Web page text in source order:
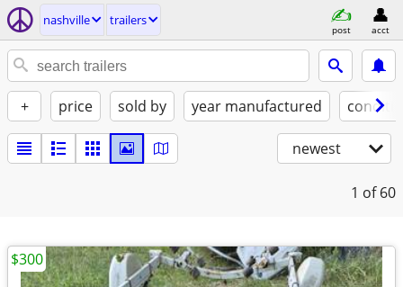
nashville trailers
post acct
+ price sold by year manufactured
newest
1 of 60
$300